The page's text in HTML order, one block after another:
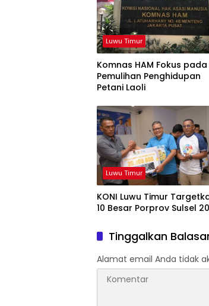
Luwu Timur
Komnas HAM Fokus pada
Pemulihan Penghidupan
Petani Laoli
Luwu Timur
KONI Luwu Timur
10 Besar Porprov Sulsel
Tinggalkan
Alamat email Anda tidak